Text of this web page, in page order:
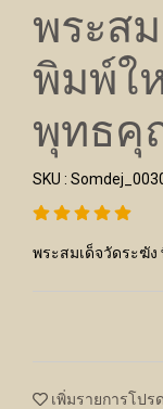
พระส
พิมพ์ใ
พุทธ
SKU :
พระสมเด็จวัดระฆั
เพิ่มรายการโปรด